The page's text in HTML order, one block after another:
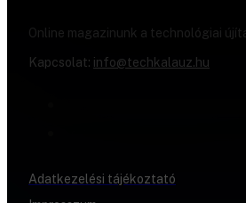
Online magazinunk a technológiai
Kapcsolat: info@techkalauz.hu
Adatkezelési tájékoztató